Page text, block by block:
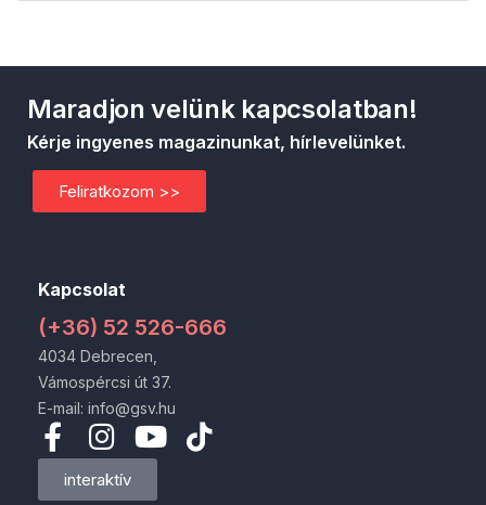
Kapcsolat
(+36) 52 526-666
4034 Debrecen,
Vámospércsi út 37.
E-mail: info@gsv.hu
interaktív
Maradjon velünk kapcsolatban!
Kérje ingyenes magazinunkat, hírlevelünket.
Feliratkozom >>